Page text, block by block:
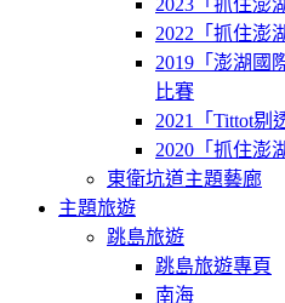
2022「抓住澎
2019「澎湖國
比賽
2021「Tittot剔
2020「抓住澎
東衛坑道主題藝廊
主題旅遊
跳島旅遊
跳島旅遊專頁
南海